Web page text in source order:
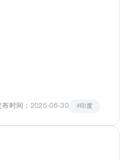
布时间：2025-06-30 #印度